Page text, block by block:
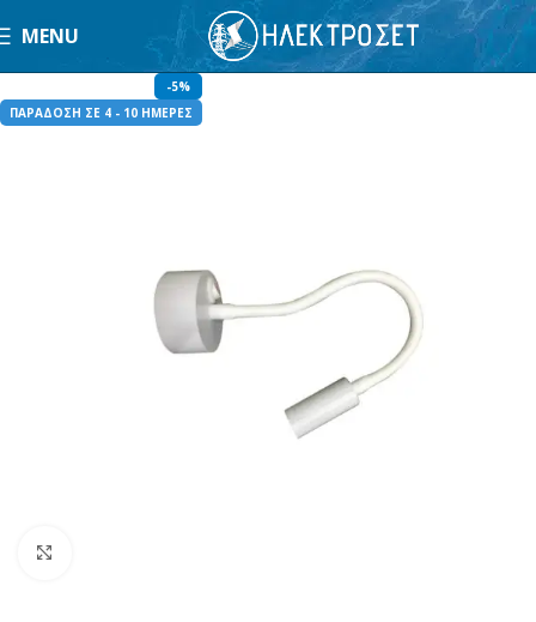
MENU
-5%
ΠΑΡΑΔΟΣΗ ΣΕ 4 - 10 ΗΜΕΡΕΣ